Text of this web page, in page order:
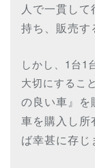
人で一貫し
持ち、販売す
しかし、1台1
大切にするこ
の良い車』を
車を購入し所
ば幸甚に存じ